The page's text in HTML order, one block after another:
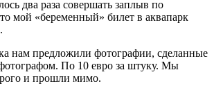
два раза совершать заплыв по
мой «беременный» билет в аквапарк
нам предложили фотографии, сделанные
По 10 евро за штуку. Мы
и прошли мимо.